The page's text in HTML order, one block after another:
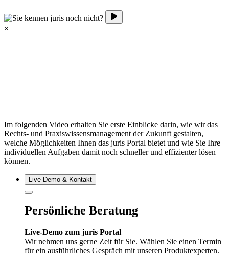
×
Im folgenden Video erhalten Sie erste Einblicke darin, wie wir das
Rechts- und Praxiswissensmanagement der Zukunft gestalten,
welche Möglichkeiten Ihnen das juris Portal bietet und wie Sie Ihre
individuellen Aufgaben damit noch schneller und effizienter lösen
können.
Live‑Demo & Kontakt
Persönliche Beratung
Live-Demo zum juris Portal
Wir nehmen uns gerne Zeit für Sie. Wählen Sie einen Termin
für ein ausführliches Gespräch mit unseren Produktexperten.